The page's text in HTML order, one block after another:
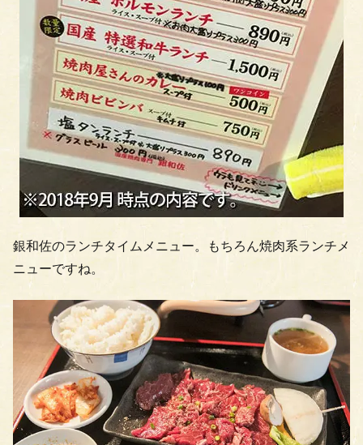
銀和佐のランチタイムメニュー。もちろん焼肉系ランチメ
ニューですね。